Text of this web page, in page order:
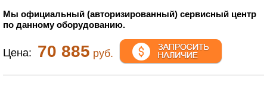
Мы официальный (авторизированный) сервисный центр
по данному оборудованию.
Цена: 70 885 руб.